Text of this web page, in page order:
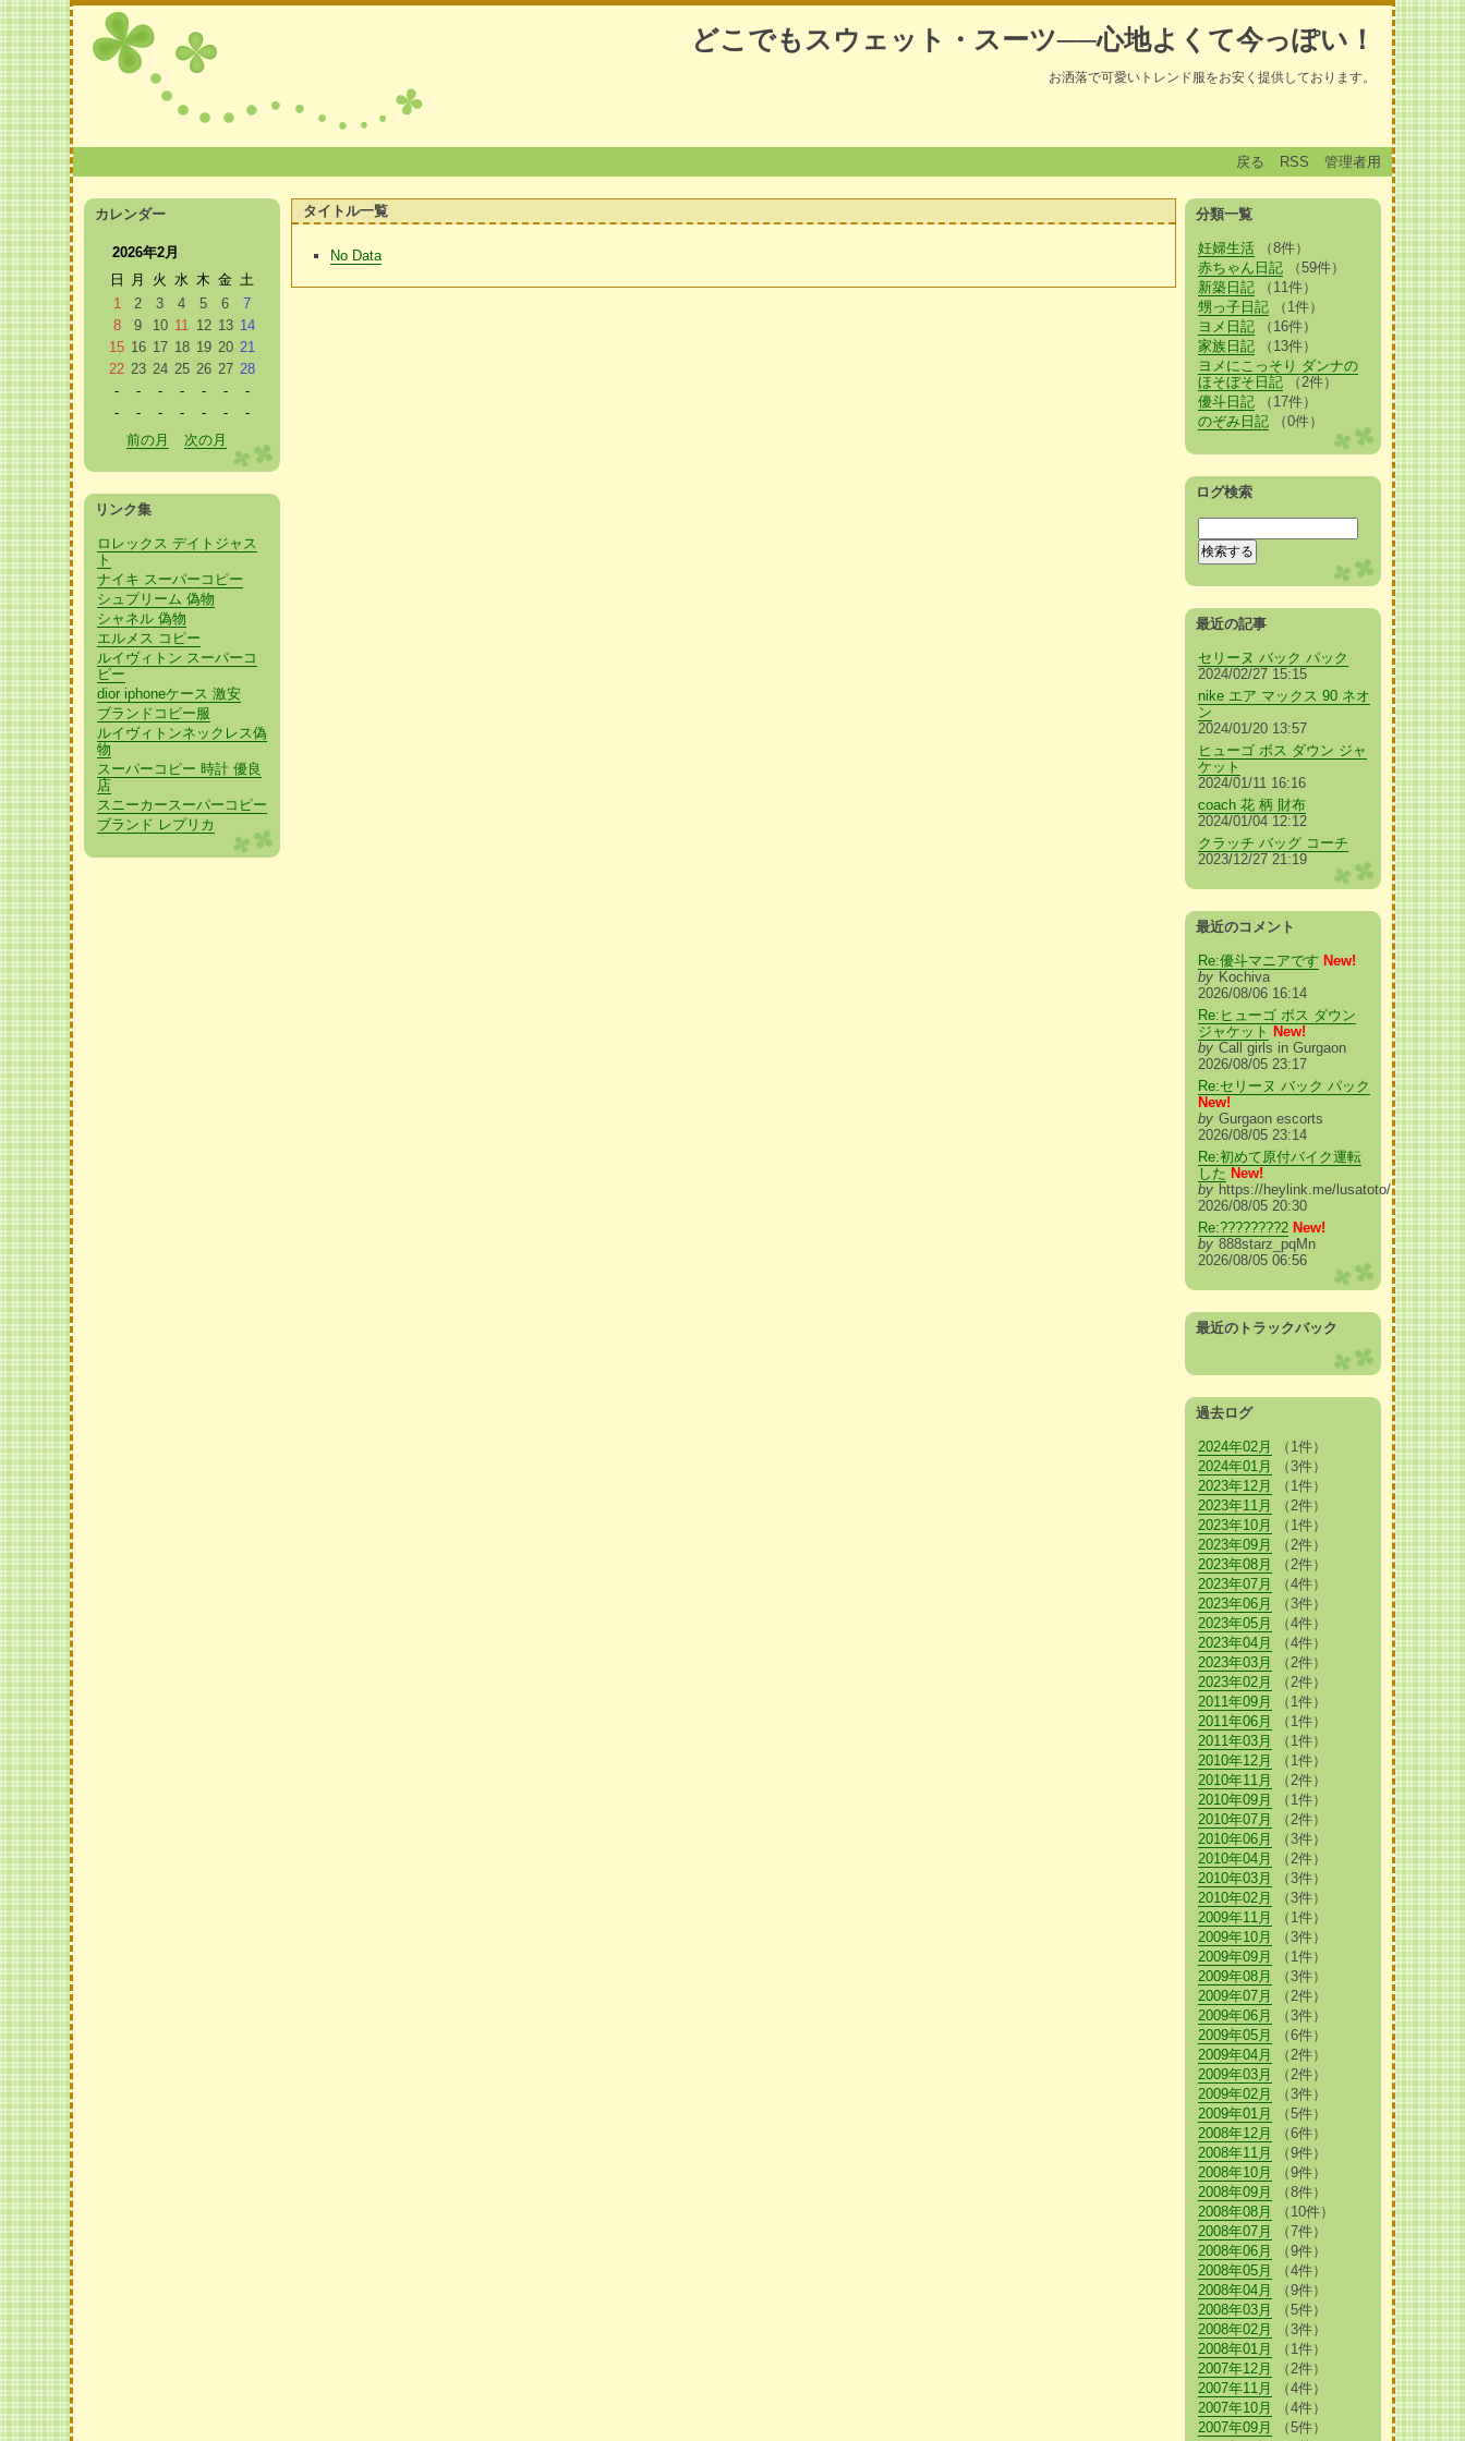
どこでもスウェット・スーツ──心地よくて今っぽい！
お洒落で可愛いトレンド服をお安く提供しております。
戻る RSS 管理者用
タイトル一覧
No Data
分類一覧
妊婦生活（8件）
赤ちゃん日記（59件）
新築日記（11件）
甥っ子日記（1件）
ヨメ日記（16件）
家族日記（13件）
ヨメにこっそり ダンナの
ほそぼそ日記（2件）
優斗日記（17件）
のぞみ日記（0件）
ログ検索
最近の記事
セリーヌ バック パック
2024/02/27 15:15
nike エア マックス 90 ネオ
ン
2024/01/20 13:57
ヒューゴ ボス ダウン ジャ
ケット
2024/01/11 16:16
coach 花 柄 財布
2024/01/04 12:12
クラッチ バッグ コーチ
2023/12/27 21:19
最近のコメント
Re:優斗マニアです New!
by Kochiva
2026/08/06 16:14
Re:ヒューゴ ボス ダウン
ジャケット New!
by Call girls in Gurgaon
2026/08/05 23:17
Re:セリーヌ バック パック
New!
by Gurgaon escorts
2026/08/05 23:14
Re:初めて原付バイク運転
した New!
by https://heylink.me/lusatoto/
2026/08/05 20:30
Re:????????2 New!
by 888starz_pqMn
2026/08/05 06:56
最近のトラックバック
過去ログ
2024年02月
（1件）
2024年01月
（3件）
2023年12月
（1件）
2023年11月
（2件）
2023年10月
（1件）
2023年09月
（2件）
2023年08月
（2件）
2023年07月
（4件）
2023年06月
（3件）
2023年05月
（4件）
2023年04月
（4件）
2023年03月
（2件）
2023年02月
（2件）
2011年09月
（1件）
2011年06月
（1件）
2011年03月
（1件）
2010年12月
（1件）
2010年11月
（2件）
2010年09月
（1件）
2010年07月
（2件）
2010年06月
（3件）
2010年04月
（2件）
2010年03月
（3件）
2010年02月
（3件）
2009年11月
（1件）
2009年10月
（3件）
2009年09月
（1件）
2009年08月
（3件）
2009年07月
（2件）
2009年06月
（3件）
2009年05月
（6件）
2009年04月
（2件）
2009年03月
（2件）
2009年02月
（3件）
2009年01月
（5件）
2008年12月
（6件）
2008年11月
（9件）
2008年10月
（9件）
2008年09月
（8件）
2008年08月
（10件）
2008年07月
（7件）
2008年06月
（9件）
2008年05月
（4件）
2008年04月
（9件）
2008年03月
（5件）
2008年02月
（3件）
2008年01月
（1件）
2007年12月
（2件）
2007年11月
（4件）
2007年10月
（4件）
2007年09月
（5件）
カレンダー
2026年2月
日
月 火 水 木 金 土
1
2 3 4 5 6
7
8
9 10 11 12 13 14
15 16 17 18 19 20 21
22 23 24 25 26 27 28
-
- - - - -
-
-
- - - - -
-
前の月
次の月
リンク集
ロレックス デイトジャス
ト
ナイキ スーパーコピー
シュプリーム 偽物
シャネル 偽物
エルメス コピー
ルイヴィトン スーパーコ
ピー
dior iphoneケース 激安
ブランドコピー服
ルイヴィトンネックレス偽
物
スーパーコピー 時計 優良
店
スニーカースーパーコピー
ブランド レプリカ